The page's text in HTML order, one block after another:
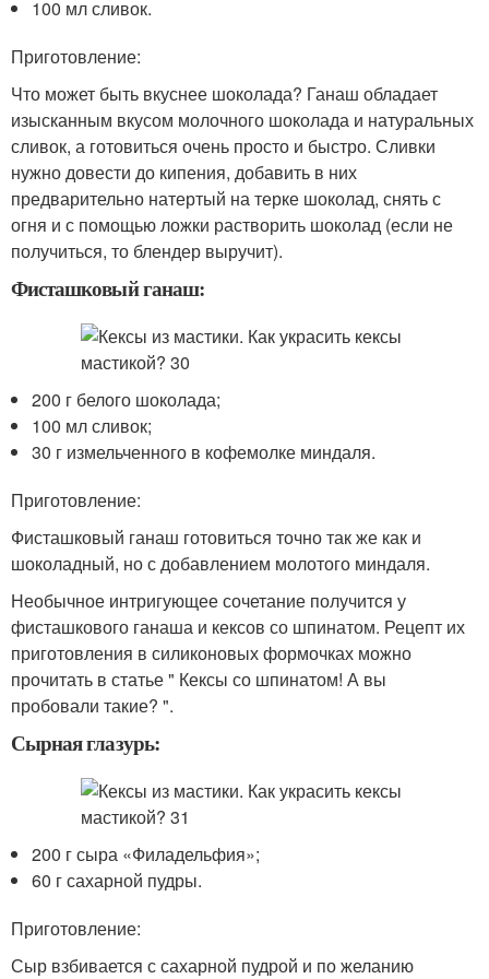
100 мл сливок.
Приготовление:
Что может быть вкуснее шоколада? Ганаш обладает
изысканным вкусом молочного шоколада и натуральных
сливок, а готовиться очень просто и быстро. Сливки
нужно довести до кипения, добавить в них
предварительно натертый на терке шоколад, снять с
огня и с помощью ложки растворить шоколад (если не
получиться, то блендер выручит).
Фисташковый ганаш:
200 г белого шоколада;
100 мл сливок;
30 г измельченного в кофемолке миндаля.
Приготовление:
Фисташковый ганаш готовиться точно так же как и
шоколадный, но с добавлением молотого миндаля.
Необычное интригующее сочетание получится у
фисташкового ганаша и кексов со шпинатом. Рецепт их
приготовления в силиконовых формочках можно
прочитать в статье " Кексы со шпинатом! А вы
пробовали такие? ".
Сырная глазурь:
200 г сыра «Филадельфия»;
60 г сахарной пудры.
Приготовление:
Сыр взбивается с сахарной пудрой и по желанию